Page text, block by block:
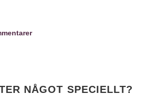
NÅGOT SPECIELLT?